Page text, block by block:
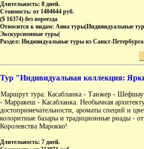
Длительность: 8 дней.
Стоимость: от 1404644 руб.
($ 16374) без переезда
Относится к видам: Авиа туры|Индивидуальные
Экскурсионные туры|
Раздел: Индивидуальные туры из Санкт-Петербурга
Тур "Индивидуальная коллекция:
Маршрут тура: Касабланка - Танжер -
- Марракеш - Касабланка. Необычная
достопримечательности, ароматы специй и
колоритные базары и традиционные риады -
Королевства Марокко!
Длительность: 7 дней.